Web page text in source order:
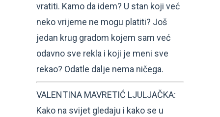
vratiti. Kamo da idem? U stan koji već
neko vrijeme ne mogu platiti? Još
jedan krug gradom kojem sam već
odavno sve rekla i koji je meni sve
rekao? Odatle dalje nema ničega.
VALENTINA MAVRETIĆ LJULJAČKA:
Kako na svijet gledaju i kako se u